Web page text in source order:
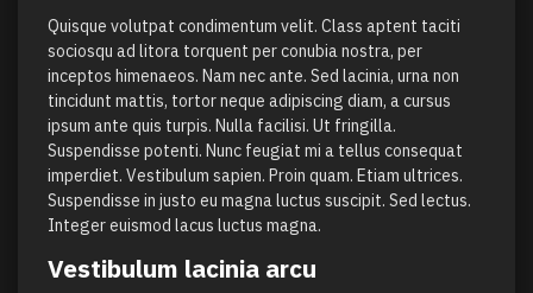
Quisque volutpat condimentum velit. Class aptent taciti
sociosqu ad litora torquent per conubia nostra, per
inceptos himenaeos. Nam nec ante. Sed lacinia, urna non
tincidunt mattis, tortor neque adipiscing diam, a cursus
ipsum ante quis turpis. Nulla facilisi. Ut fringilla.
Suspendisse potenti. Nunc feugiat mi a tellus consequat
imperdiet. Vestibulum sapien. Proin quam. Etiam ultrices.
Suspendisse in justo eu magna luctus suscipit. Sed lectus.
Integer euismod lacus luctus magna.
Vestibulum lacinia arcu